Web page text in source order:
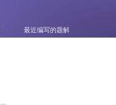
最近编写的题解